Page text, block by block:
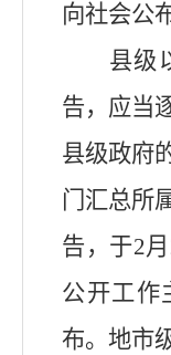
向社会公
县级
告，应当
县级政府
门汇总所
告，于2
公开工作
布。地市